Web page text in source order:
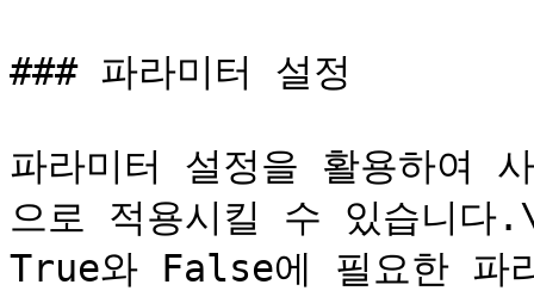
### 파라미터 설정
파라미터 설정을 활용하여
으로 적용시킬 수 있습니다
True와 False에 필요한 파